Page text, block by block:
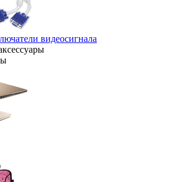
видеосигнала